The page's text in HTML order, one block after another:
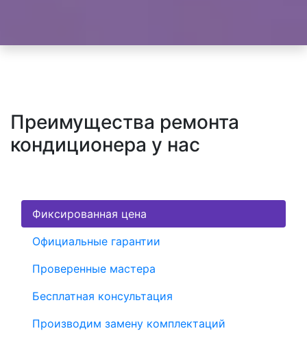
Преимущества ремонта
кондиционера у нас
Фиксированная цена
Официальные гарантии
Проверенные мастера
Бесплатная консультация
Производим замену комплектаций